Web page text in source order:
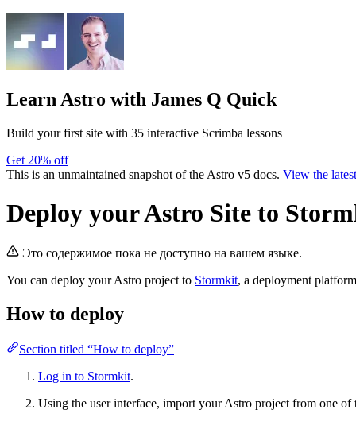
Learn Astro with James Q Quick
Build your first site with 35 interactive Scrimba lessons
Get 20% off
This is an unmaintained snapshot of the Astro v5 docs. View the
Deploy your Astro Site to
Это содержимое пока не доступно на вашем языке.
You can deploy your Astro project to Stormkit, a deployment
How to deploy
Section titled “How to deploy”
Log in to Stormkit.
Using the user interface, import your Astro project from one